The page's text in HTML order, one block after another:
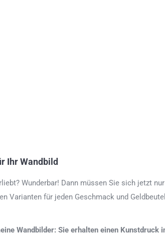
Ihr Wandbild
Wunderbar! Dann müssen Sie sich jetzt
Varianten für jeden Geschmack und
Wandbilder: Sie erhalten einen